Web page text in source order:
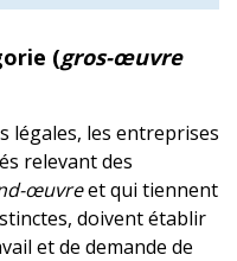
(gros-œuvre
légales, les entreprises
relevant des
œuvreet qui tiennent
doivent établir
et de demande de